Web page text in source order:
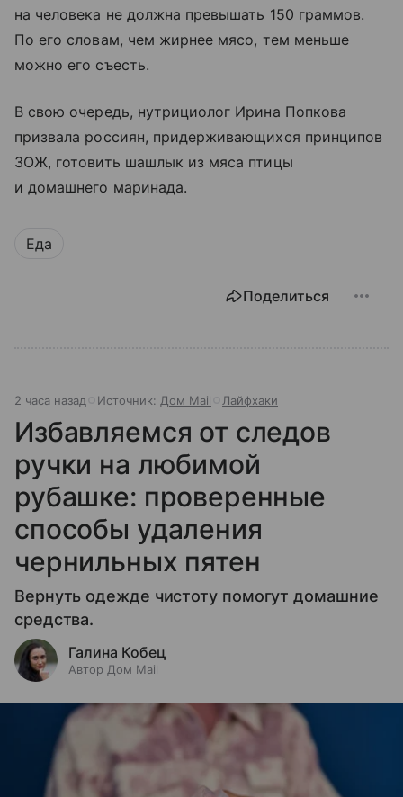
на человека не должна превышать 150 граммов.
По его словам, чем жирнее мясо, тем меньше
можно его съесть.
В свою очередь, нутрициолог Ирина Попкова
призвала россиян, придерживающихся принципов
ЗОЖ, готовить шашлык из мяса птицы
и домашнего маринада.
Еда
Поделиться
2 часа назад Источник: Дом Mail Лайфхаки
Избавляемся от следов
ручки на любимой
рубашке: проверенные
способы удаления
чернильных пятен
Вернуть одежде чистоту помогут домашние
средства.
Галина Кобец
Автор Дом Mail